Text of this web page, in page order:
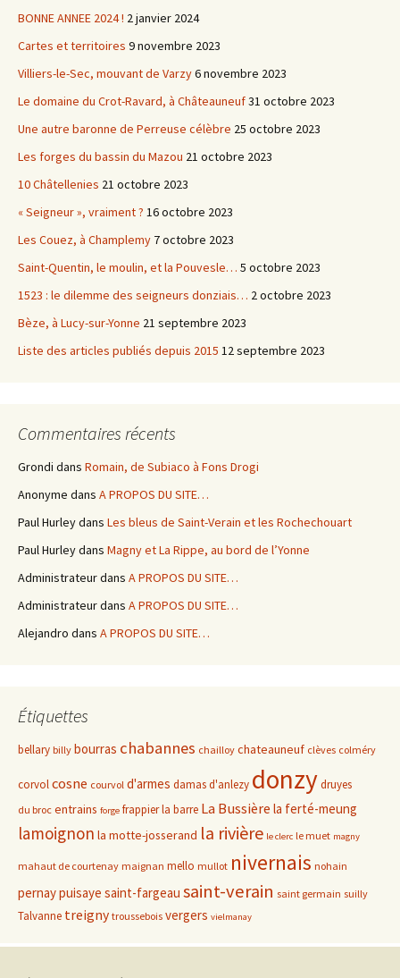
BONNE ANNEE 2024 ! 2 janvier 2024
Cartes et territoires 9 novembre 2023
Villiers-le-Sec, mouvant de Varzy6 novembre 2023
Le domaine du Crot-Ravard, à Châteauneuf31 octobre 2023
Une autre baronne de Perreuse célèbre 25 octobre 2023
Les forges du bassin du Mazou 21 octobre 2023
10 Châtellenies 21 octobre 2023
« Seigneur », vraiment ? 16 octobre 2023
Les Couez, à Champlemy 7 octobre 2023
Saint-Quentin, le moulin, et la Pouvesle… 5 octobre 2023
1523 : le dilemme des seigneurs donziais… 2 octobre 2023
Bèze, à Lucy-sur-Yonne 21 septembre 2023
Liste des articles publiés depuis 2015 12 septembre 2023
Commentaires récents
Grondi dans Romain, de Subiaco à Fons Drogi
Anonyme dans A PROPOS DU SITE…
Paul Hurleydans Les bleus de Saint-Verain et les Rochechouart
Paul Hurleydans Magny et La Rippe, au bord de l’Yonne
Administrateurdans A PROPOS DU SITE…
Administrateurdans A PROPOS DU SITE…
Alejandro dans A PROPOS DU SITE…
Étiquettes
bellary billy bourras chabannes chailloy chateauneuf clèves colméry
corvolcosne courvol d'armes damas d'anlezy donzydruyes
du broc entrains forge frappierla barre La Bussière la ferté-meung
lamoignon la motte-josserand la rivière le clerc le muet magny
mahaut de courtenay maignan mello mullot nivernais nohain
pernaypuisaye saint-fargeau saint-verain saint germain suilly
Talvanne treigny troussebois vergers vielmanay